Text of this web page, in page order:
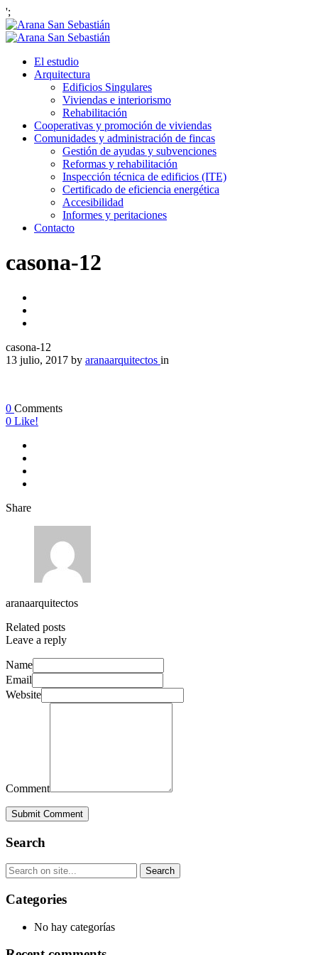
';
El estudio
Arquitectura
Edificios Singulares
Viviendas e interiorismo
Rehabilitación
Cooperativas y promoción de viviendas
Comunidades y administración de fincas
Gestión de ayudas y subvenciones
Reformas y rehabilitación
Inspección técnica de edificios (ITE)
Certificado de eficiencia energética
Accesibilidad
Informes y peritaciones
Contacto
casona-12
casona-12
13 julio, 2017 by aranaarquitectos in
0 Comments
0 Like!
Share
aranaarquitectos
Related posts
Leave a reply
Name
Email
Website
Comment
Submit Comment
Search
Categories
No hay categorías